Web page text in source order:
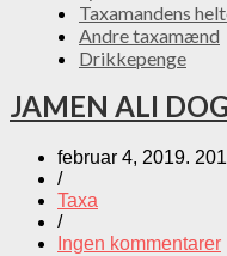
Taxamandens
Andre taxamænd
Drikkepenge
JAMEN ALI
februar 4, 2019.
/
Taxa
/
Ingen kommentarer